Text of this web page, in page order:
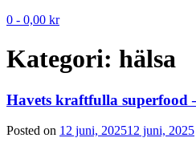
0 - 0,00 kr
Kategori: hälsa
Havets kraftfulla superfood
Posted on 12 juni, 202512 juni, 2025